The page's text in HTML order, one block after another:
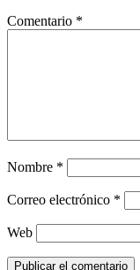
Comentario *
Nombre *
Correo electrónico *
Web